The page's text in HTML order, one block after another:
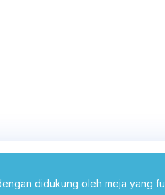
didukung oleh meja yang